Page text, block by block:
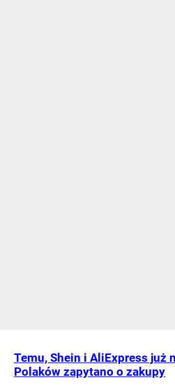
Temu, Shein i AliExpress już
Polaków zapytano o zakupy